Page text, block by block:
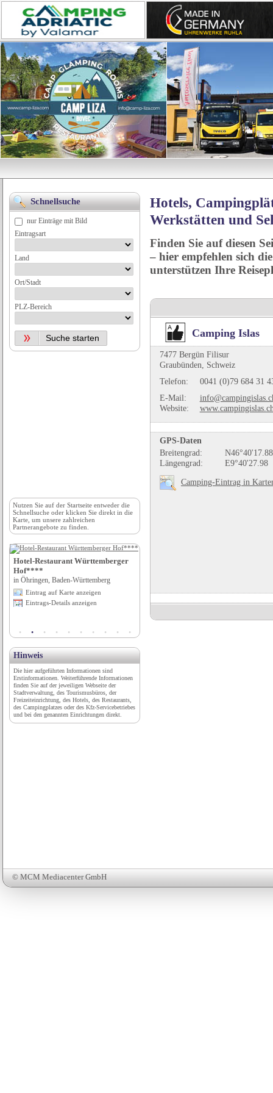
Hotels,
Werkstätten und
Finden Sie auf diesen
– hier empfehlen sich
unterstützen Ihre
Camping Islas
7477 Bergün Filisur
Graubünden, Schweiz
Telefon:
0041 (0)79 684 31
E-Mail:
Website:
GPS-Daten
Breitengrad:
N46°40'17.88
Längengrad:
E9°40'27.98
Camping-Eintrag in
© MCM Mediacenter GmbH
Schnellsuche
nur Einträge mit Bild
Eintragsart
Land
Ort/Stadt
PLZ-Bereich
Nutzen Sie auf der Startseite entweder die
Schnellsuche oder klicken Sie direkt in die
Karte, um unsere zahlreichen
Partnerangebote zu finden.
Hotel-Restaurant Württemberger
Hof****
in Öhringen, Baden-Württemberg
Eintrag auf Karte anzeigen
Eintrags-Details anzeigen
Hinweis
Die hier aufgeführten Informationen sind
Erstinformationen. Weiterführende Informationen
finden Sie auf der jeweiligen Webseite der
Stadtverwaltung, des Tourismusbüros, der
Freizeiteinrichtung, des Hotels, des Restaurants,
des Campingplatzes oder des Kfz-Servicebetriebes
und bei den genannten Einrichtungen direkt.